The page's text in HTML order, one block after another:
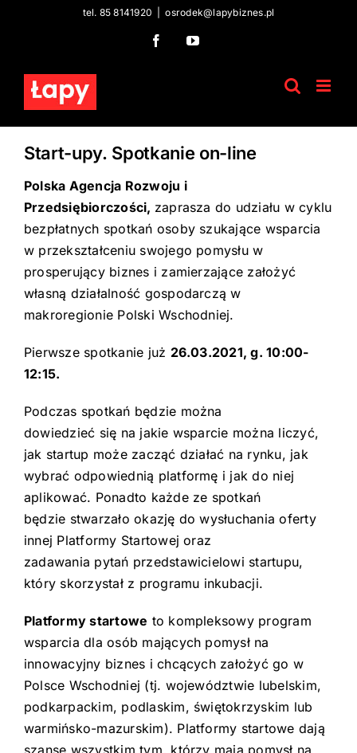
tel. 85 8141920 osrodek@lapybiznes.pl
FacebookYouTube
Start-upy. Spotkanie on-line
Polska Agencja Rozwoju i
Przedsiębiorczości, zaprasza do udziału w cyklu
bezpłatnych spotkań osoby szukające wsparcia
w przekształceniu swojego pomysłu w
prosperujący biznes i zamierzające założyć
własną działalność gospodarczą w
makroregionie Polski Wschodniej.
Pierwsze spotkanie już 26.03.2021, g. 10:00-
12:15.
Podczas spotkań będzie można
dowiedzieć się na jakie wsparcie można liczyć,
jak startup może zacząć działać na rynku, jak
wybrać odpowiednią platformę i jak do niej
aplikować. Ponadto każde ze spotkań
będzie stwarzało okazję do wysłuchania oferty
innej Platformy Startowej oraz
zadawania pytań przedstawicielowi startupu,
który skorzystał z programu inkubacji.
Platformy startowe to kompleksowy program
wsparcia dla osób mających pomysł na
innowacyjny biznes i chcących założyć go w
Polsce Wschodniej (tj. województwie lubelskim,
podkarpackim, podlaskim, świętokrzyskim lub
warmińsko-mazurskim). Platformy startowe dają